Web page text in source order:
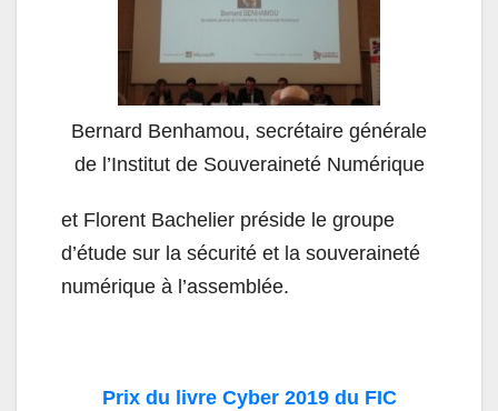
Bernard Benhamou, secrétaire générale
de l’Institut de Souveraineté Numérique
et Florent Bachelier préside le groupe
d’étude sur la sécurité et la souveraineté
numérique à l’assemblée.
Prix du livre Cyber 2019 du FIC